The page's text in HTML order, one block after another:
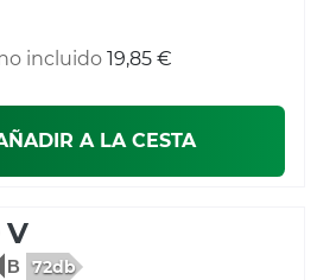
incluido 19,85 €
A LA CESTA
V
72db